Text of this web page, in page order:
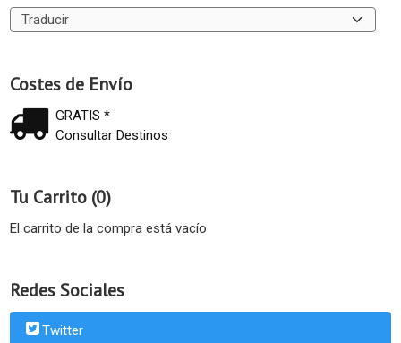
Costes de Envío
GRATIS *
Consultar Destinos
Tu Carrito (0)
El carrito de la compra está vacío
Redes Sociales
Twitter